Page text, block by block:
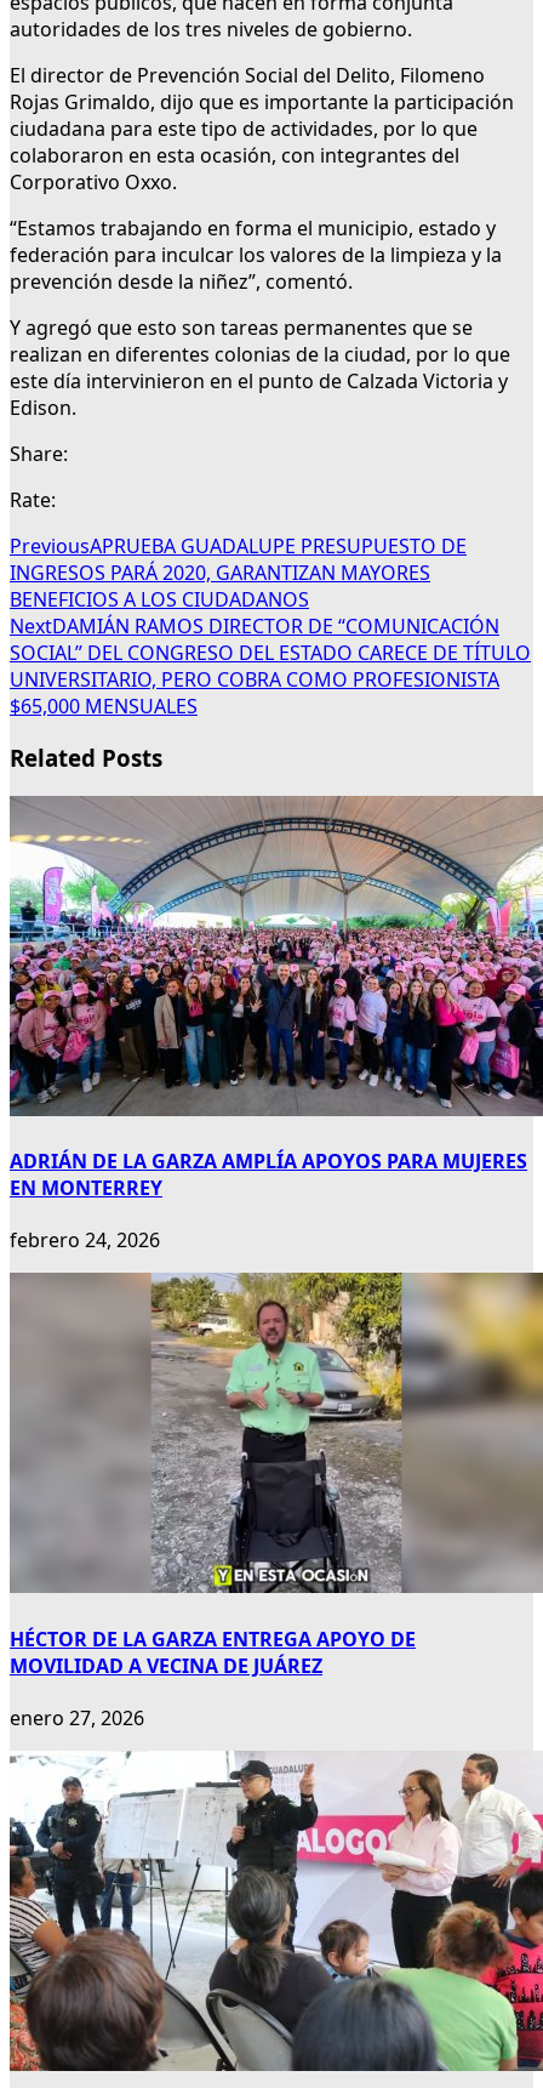
autoridades de los tres niveles de gobierno.
El director de Prevención Social del Delito, Filomeno
Rojas Grimaldo, dijo que es importante la participación
ciudadana para este tipo de actividades, por lo que
colaboraron en esta ocasión, con integrantes del
Corporativo Oxxo.
“Estamos trabajando en forma el municipio, estado y
federación para inculcar los valores de la limpieza y la
prevención desde la niñez”, comentó.
Y agregó que esto son tareas permanentes que se
realizan en diferentes colonias de la ciudad, por lo que
este día intervinieron en el punto de Calzada Victoria y
Edison.
Share:
Rate:
PreviousAPRUEBA GUADALUPE PRESUPUESTO DE
INGRESOS PARÁ 2020, GARANTIZAN MAYORES
BENEFICIOS A LOS CIUDADANOS
NextDAMIÁN RAMOS DIRECTOR DE “COMUNICACIÓN
SOCIAL” DEL CONGRESO DEL ESTADO CARECE DE TÍTULO
UNIVERSITARIO, PERO COBRA COMO PROFESIONISTA
$65,000 MENSUALES
Related Posts
ADRIÁN DE LA GARZA AMPLÍA APOYOS PARA MUJERES
EN MONTERREY
febrero 24, 2026
HÉCTOR DE LA GARZA ENTREGA APOYO DE
MOVILIDAD A VECINA DE JUÁREZ
enero 27, 2026